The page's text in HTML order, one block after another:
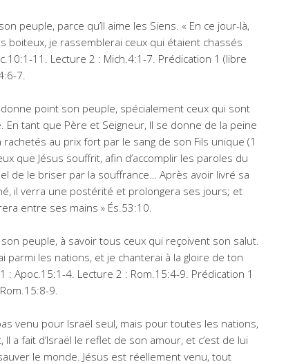
peuple, parce qu’Il aime les Siens. « En ce jour-là,
boiteux, je rassemblerai ceux qui étaient chassés
11. Lecture 2 : Mich.4:1-7. Prédication 1 (libre
7.
point son peuple, spécialement ceux qui sont
tant que Père et Seigneur, Il se donne de la peine
rachetés au prix fort par le sang de son Fils unique (1
que Jésus souffrit, afin d’accomplir les paroles du
de le briser par la souffrance… Après avoir livré sa
il verra une postérité et prolongera ses jours; et
entre ses mains » És.53:10.
peuple, à savoir tous ceux qui reçoivent son salut.
parmi les nations, et je chanterai à la gloire de ton
: Apoc.15:1-4. Lecture 2 : Rom.15:4-9. Prédication 1
9.
venu pour Israël seul, mais pour toutes les nations,
a fait d’Israël le reflet de son amour, et c’est de lui
le monde. Jésus est réellement venu, tout